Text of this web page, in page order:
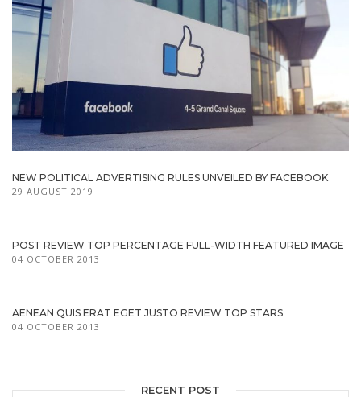
NEW POLITICAL ADVERTISING RULES UNVEILED BY FACEBOOK
29 AUGUST 2019
POST REVIEW TOP PERCENTAGE FULL-WIDTH FEATURED IMAGE
04 OCTOBER 2013
AENEAN QUIS ERAT EGET JUSTO REVIEW TOP STARS
04 OCTOBER 2013
RECENT POST